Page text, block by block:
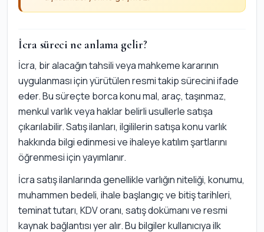
İcra süreci ne anlama gelir?
İcra, bir alacağın tahsili veya mahkeme kararının
uygulanması için yürütülen resmi takip sürecini ifade
eder. Bu süreçte borca konu mal, araç, taşınmaz,
menkul varlık veya haklar belirli usullerle satışa
çıkarılabilir. Satış ilanları, ilgililerin satışa konu varlık
hakkında bilgi edinmesi ve ihaleye katılım şartlarını
öğrenmesi için yayımlanır.
İcra satış ilanlarında genellikle varlığın niteliği, konumu,
muhammen bedeli, ihale başlangıç ve bitiş tarihleri,
teminat tutarı, KDV oranı, satış dokümanı ve resmi
kaynak bağlantısı yer alır. Bu bilgiler kullanıcıya ilk